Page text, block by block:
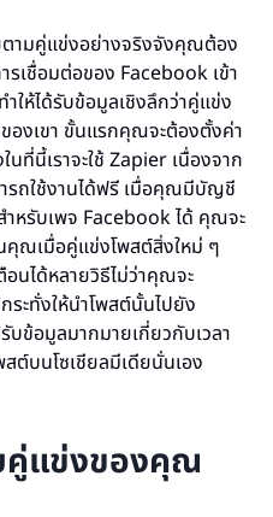
ามคู่แข่งอย่างจริงจังคุณต้อง
รเชื่อมต่อของ Facebook เข้า
ให้ได้รับข้อมูลเชิงลึกว่าคู่แข่ง
องเขา ขั้นแรกคุณจะต้องตั้งค่า
ที่นี้เราจะใช้ Zapier เนื่องจาก
รถใช้งานได้ฟรี เมื่อคุณมีบัญชี
หรับเพจ Facebook ได้ คุณจะ
คุณเมื่อคู่แข่งโพสต์สิ่งใหม่ ๆ
นได้หลายวิธีไม่ว่าคุณจะ
ะทั่งให้นำโพสต์นั้นไปยัง
ข้อมูลมากมายเกี่ยวกับเวลา
ต์บนโซเชียลมีเดียนั่นเอง
คู่แข่งของคุณ